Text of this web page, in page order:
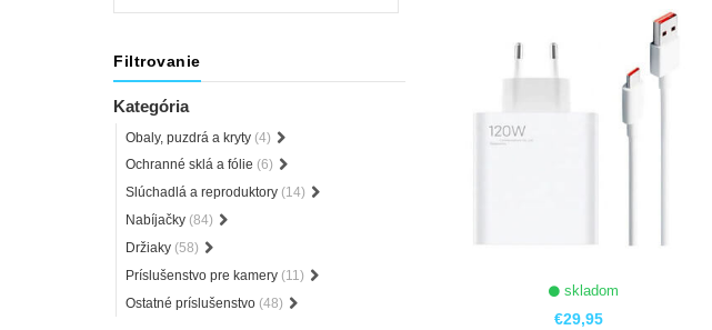
Filtrovanie
Kategória
Obaly, puzdrá a kryty (4)
Ochranné sklá a fólie (6)
Slúchadlá a reproduktory (14)
Nabíjačky (84)
Držiaky (58)
Príslušenstvo pre kamery (11)
Ostatné príslušenstvo (48)
skladom
€29,95